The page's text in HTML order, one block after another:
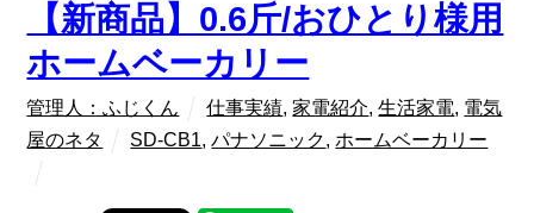
【新商品】0.6斤/おひとり様用
ホームベーカリー
管理人：ふじくん 仕事実績,家電紹介,生活家電, 電気
屋のネタ
SD-CB1,パナソニック, ホームベーカリー